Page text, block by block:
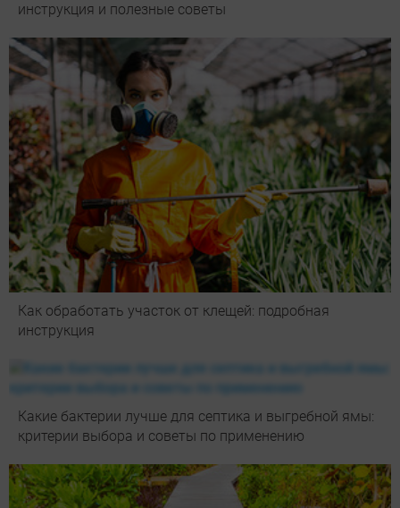
инструкция и полезные советы
Как обработать участок от клещей: подробная
инструкция
Какие бактерии лучше для септика и выгребной ямы:
критерии выбора и советы по применению